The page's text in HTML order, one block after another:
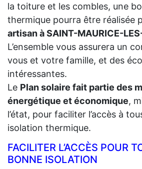
la toiture et les combles, une
thermique pourra être réalisée
artisan à SAINT-MAURICE-
L’ensemble vous assurera un
vous et votre famille, et des
intéressantes.
Le Plan solaire fait partie des
énergétique et économique,
l’état, pour faciliter l’accès à
isolation thermique.
FACILITER L’ACCÈS POUR
BONNE ISOLATION